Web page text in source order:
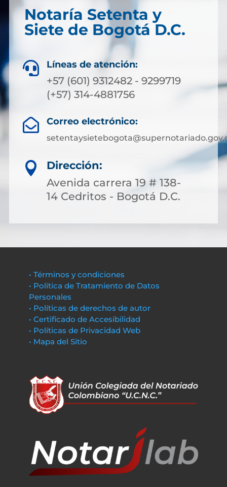
Notaría Setenta y
Siete de Bogotá D.C.
 Líneas de atención:
+57 (601) 9312482 - 9299719
(+57) 314-4881756
 Correo electrónico:

Dirección:
Avenida carrera 19 # 138-
14 Cedritos - Bogotá D.C.
• Términos y condiciones
• Política de Tratamiento de Datos
Personales
• Políticas de derechos de autor
• Certificado de Accesibilidad
• Políticas de Privacidad Web
• Mapa del Sitio